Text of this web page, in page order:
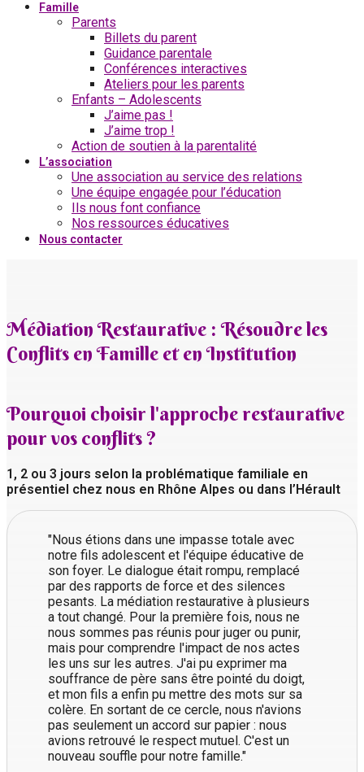
Famille
Parents
Billets du parent
Guidance parentale
Conférences interactives
Ateliers pour les parents
Enfants – Adolescents
J’aime pas !
J’aime trop !
Action de soutien à la parentalité
L’association
Une association au service des relations
Une équipe engagée pour l’éducation
Ils nous font confiance
Nos ressources éducatives
Nous contacter
Médiation Restaurative : Résoudre les
Conflits en Famille et en Institution
Pourquoi choisir l'approche restaurative
pour vos conflits ?
1, 2 ou 3 jours selon la problématique familiale en
présentiel chez nous en Rhône Alpes ou dans l’Hérault
"Nous étions dans une impasse totale avec
notre fils adolescent et l'équipe éducative de
son foyer. Le dialogue était rompu, remplacé
par des rapports de force et des silences
pesants. La médiation restaurative à plusieurs
a tout changé. Pour la première fois, nous ne
nous sommes pas réunis pour juger ou punir,
mais pour comprendre l'impact de nos actes
les uns sur les autres. J'ai pu exprimer ma
souffrance de père sans être pointé du doigt,
et mon fils a enfin pu mettre des mots sur sa
colère. En sortant de ce cercle, nous n'avions
pas seulement un accord sur papier : nous
avions retrouvé le respect mutuel. C'est un
nouveau souffle pour notre famille."